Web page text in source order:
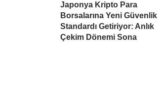
Japonya Kripto Para
Borsalarına Yeni Güvenlik
Standardı Getiriyor: Anlık
Çekim Dönemi Sona